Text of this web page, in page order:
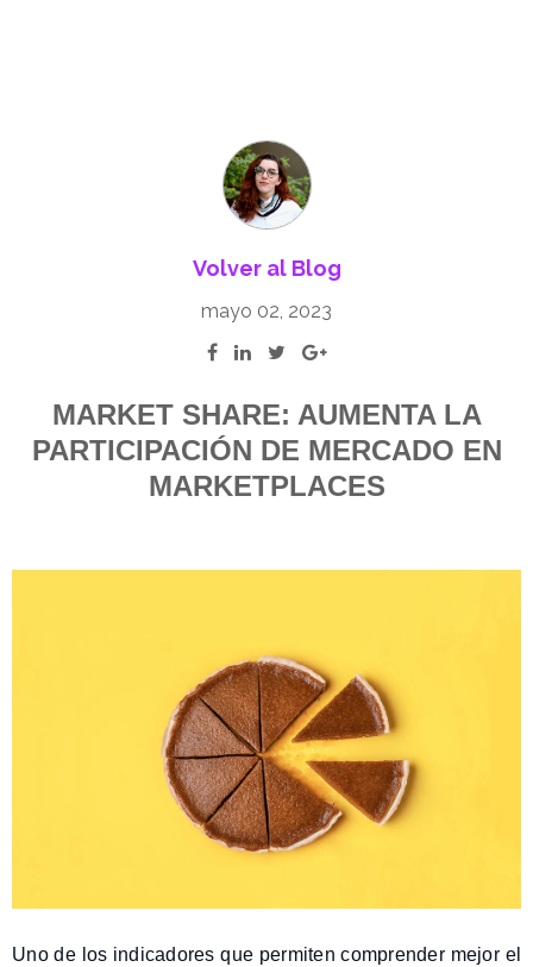
Volver al Blog
mayo 02, 2023
MARKET SHARE: AUMENTA LA
PARTICIPACIÓN DE MERCADO EN
MARKETPLACES
Uno de los indicadores que permiten comprender mejor el